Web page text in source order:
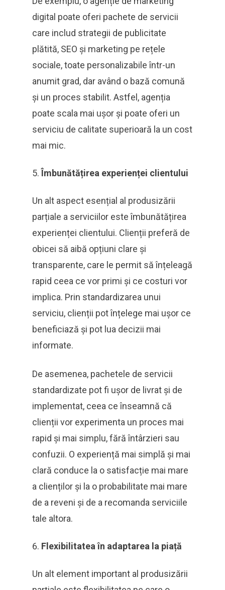
digital poate oferi pachete de servicii
care includ strategii de publicitate
plătită, SEO și marketing pe rețele
sociale, toate personalizabile într-un
anumit grad, dar având o bază comună
și un proces stabilit. Astfel, agenția
poate scala mai ușor și poate oferi un
serviciu de calitate superioară la un cost
mai mic.
Îmbunătățirea experienței clientului
Un alt aspect esențial al produsizării
parțiale a serviciilor este îmbunătățirea
experienței clientului. Clienții preferă de
obicei să aibă opțiuni clare și
transparente, care le permit să înțeleagă
rapid ceea ce vor primi și ce costuri vor
implica. Prin standardizarea unui
serviciu, clienții pot înțelege mai ușor ce
beneficiază și pot lua decizii mai
informate.
De asemenea, pachetele de servicii
standardizate pot fi ușor de livrat și de
implementat, ceea ce înseamnă că
clienții vor experimenta un proces mai
rapid și mai simplu, fără întârzieri sau
confuzii. O experiență mai simplă și mai
clară conduce la o satisfacție mai mare
a clienților și la o probabilitate mai mare
de a reveni și de a recomanda serviciile
tale altora.
Flexibilitatea în adaptarea la piață
Un alt element important al produsizării